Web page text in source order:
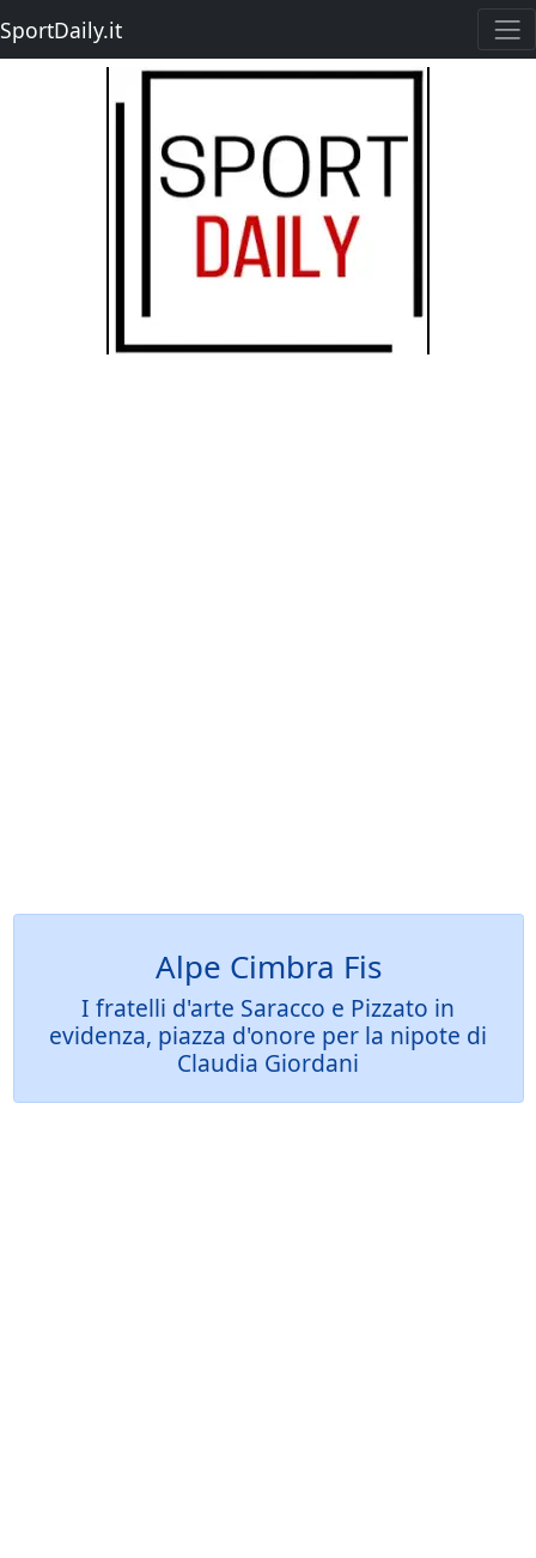
SportDaily.it
Alpe Cimbra Fis
I fratelli d'arte Saracco e Pizzato in
evidenza, piazza d'onore per la nipote di
Claudia Giordani